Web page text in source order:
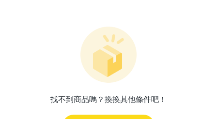
找不到商品嗎？換換其他條件吧！